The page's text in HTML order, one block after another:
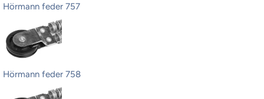
Hörmann feder 757
Hörmann feder 758